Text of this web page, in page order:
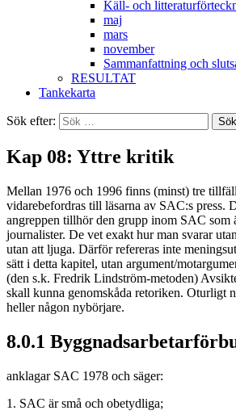
Käll- och
maj
mars
november
Sammanfattning och
RESULTAT
Tankekarta
Sök efter:
Kap 08: Yttre kritik
Mellan 1976 och 1996 finns (minst) tre
vidarebefordras till läsarna av SAC:s press.
angreppen tillhör den grupp inom SAC som
journalister. De vet exakt hur man svarar
utan att ljuga. Därför refereras inte
sätt i detta kapitel, utan argument/
(den s.k. Fredrik Lindström-metoden)
skall kunna genomskåda retoriken. Oturligt
heller någon nybörjare.
8.0.1
anklagar SAC 1978 och säger:
1. SAC är små och obetydliga;